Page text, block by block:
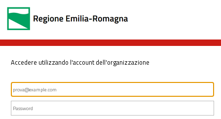
Accedere utilizzando l'account dell'organizzazione